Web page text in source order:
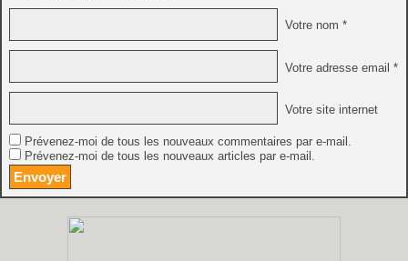
Votre nom *
Votre adresse email *
Votre site internet
Prévenez-moi de tous les nouveaux commentaires par e-mail.
Prévenez-moi de tous les nouveaux articles par e-mail.